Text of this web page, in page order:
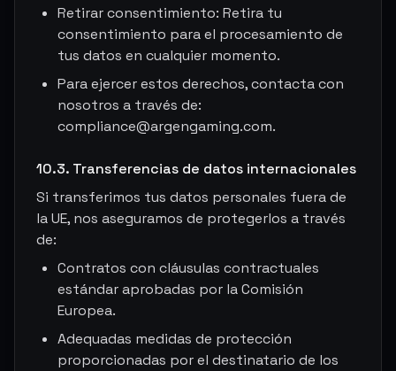
Retirar consentimiento: Retira tu
consentimiento para el procesamiento de
tus datos en cualquier momento.
Para ejercer estos derechos, contacta con
nosotros a través de:
compliance@argengaming.com.
10.3. Transferencias de datos internacionales
Si transferimos tus datos personales fuera de
la UE, nos aseguramos de protegerlos a través
de:
Contratos con cláusulas contractuales
estándar aprobadas por la Comisión
Europea.
Adequadas medidas de protección
proporcionadas por el destinatario de los